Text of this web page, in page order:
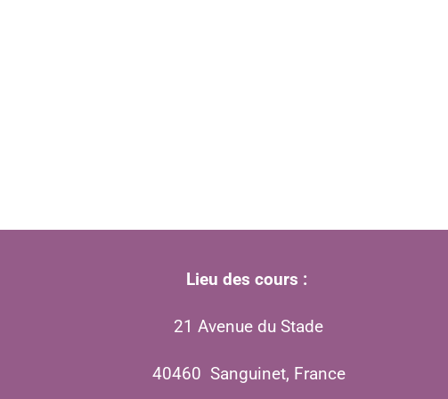
Lieu des cours :
21 Avenue du Stade
40460 Sanguinet, France